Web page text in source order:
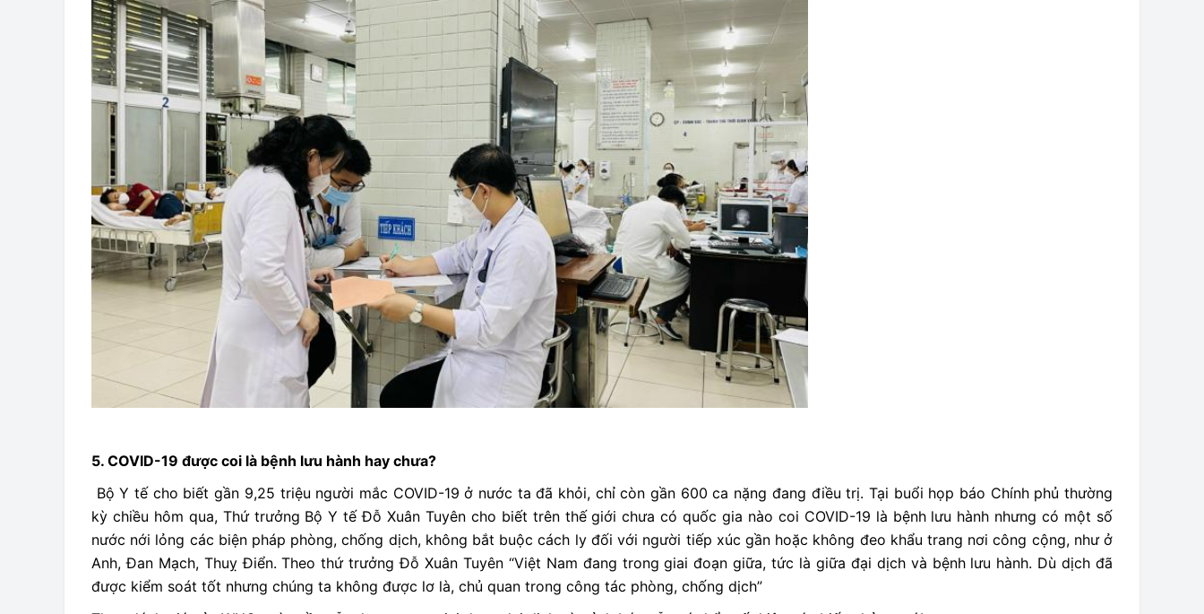
5. COVID-19 được coi là bệnh lưu hành hay chưa?
Bộ Y tế cho biết gần 9,25 triệu người mắc COVID-19 ở nước ta đã khỏi, chỉ còn gần 600 ca nặng đang điều trị. Tại buổi họp báo Chính phủ thường
kỳ chiều hôm qua, Thứ trưởng Bộ Y tế Đỗ Xuân Tuyên cho biết trên thế giới chưa có quốc gia nào coi COVID-19 là bệnh lưu hành nhưng có một số
nước nới lỏng các biện pháp phòng, chống dịch, không bắt buộc cách ly đối với người tiếp xúc gần hoặc không đeo khẩu trang nơi công cộng, như ở
Anh, Đan Mạch, Thuỵ Điển. Theo thứ trưởng Đỗ Xuân Tuyên “Việt Nam đang trong giai đoạn giữa, tức là giữa đại dịch và bệnh lưu hành. Dù dịch đã
được kiểm soát tốt nhưng chúng ta không được lơ là, chủ quan trong công tác phòng, chống dịch”